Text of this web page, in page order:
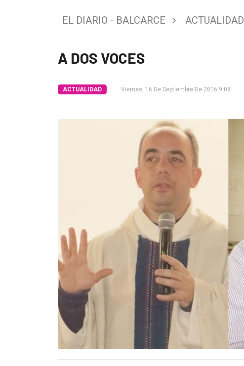
Entrevistas
Fúnebres
EL DIARIO - BALCARCE ACTUALIDAD
A DOS VOCES
ACTUALIDAD Viernes, 16 De Septiembre De 2016 9:08